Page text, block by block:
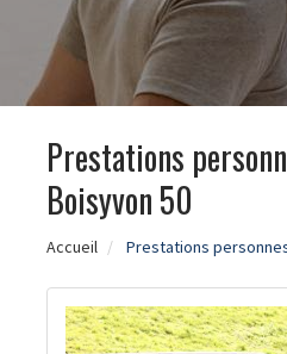
Prestations
Boisyvon 50
Accueil Prestations